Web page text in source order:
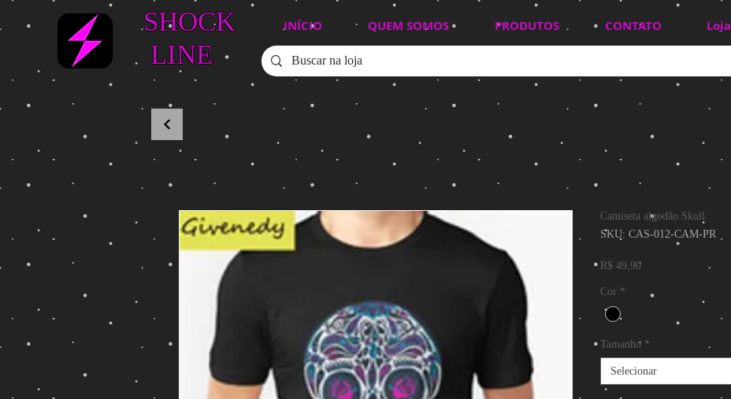
SHOCK
LINE
INÍCIO QUEM SOMOS PRODUTOS CONTATO Loja
Camiseta algodão Skull
SKU: CAS-012-CAM-PR
R$ 49,90Preço
Cor *
Tamanho *
Selecionar